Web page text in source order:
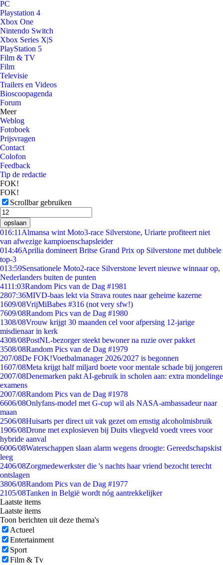
PC
Playstation 4
Xbox One
Nintendo Switch
Xbox Series X|S
PlayStation 5
Film & TV
Film
Televisie
Trailers en Videos
Bioscoopagenda
Forum
Meer
Weblog
Fotoboek
Prijsvragen
Contact
Colofon
Feedback
Tip de redactie
FOK!
FOK!
Scrollbar gebruiken
opslaan
016:11 Almansa wint Moto3-race Silverstone, Uriarte profiteert niet
van afwezige kampioenschapsleider
014:46Aprilia domineert Britse Grand Prix op Silverstone met dubbele
top-3
013:59Sensationele Moto2-race Silverstone levert nieuwe winnaar op,
Nederlanders buiten de punten
4111:03Random Pics van de Dag #1981
2807:36MIVD-baas lekt via Strava routes naar geheime kazerne
1609/08VrijMiBabes #316 (not very sfw!)
7609/08Random Pics van de Dag #1980
1308/08Vrouw krijgt 30 maanden cel voor afpersing 12-jarige
misdienaar in kerk
4308/08PostNL-bezorger steekt bewoner na ruzie over pakket
3508/08Random Pics van de Dag #1979
207/08De FOK!Voetbalmanager 2026/2027 is begonnen
1607/08Meta krijgt half miljard boete voor mentale schade bij jongeren
2007/08Denemarken pakt AI-gebruik in scholen aan: extra mondelinge
examens
2007/08Random Pics van de Dag #1978
6606/08Onlyfans-model met G-cup wil als NASA-ambassadeur naar
maan
2506/08Huisarts per direct uit vak gezet om ernstig alcoholmisbruik
1906/08Drone met explosieven bij Duits vliegveld voedt vrees voor
hybride aanval
6006/08Waterschappen slaan alarm wegens droogte: Gereedschapskist
leeg
2406/08Zorgmedewerkster die 's nachts haar vriend bezocht terecht
ontslagen
3806/08Random Pics van de Dag #1977
2105/08Tanken in België wordt nóg aantrekkelijker
Laatste items
Laatste items
Toon berichten uit deze thema's
Actueel
Entertainment
Sport
Film & Tv